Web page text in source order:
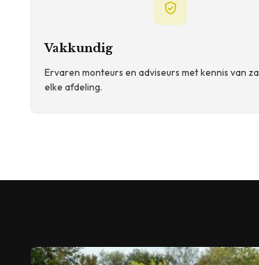
Vakkundig
Ervaren monteurs en adviseurs met kennis van
elke afdeling.